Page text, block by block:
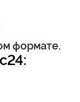
формате.